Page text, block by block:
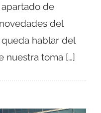
de
del
queda hablar del
nuestra toma […]